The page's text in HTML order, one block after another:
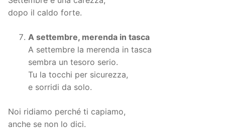
dopo il caldo forte.
A settembre, merenda in tasca
A settembre la merenda in tasca
sembra un tesoro serio.
Tu la tocchi per sicurezza,
e sorridi da solo.
Noi ridiamo perché ti capiamo,
anche se non lo dici.